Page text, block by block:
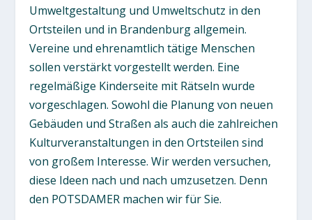
Umweltgestaltung und Umweltschutz in den
Ortsteilen und in Brandenburg allgemein.
Vereine und ehrenamtlich tätige Menschen
sollen verstärkt vorgestellt werden. Eine
regelmäßige Kinderseite mit Rätseln wurde
vorgeschlagen. Sowohl die Planung von neuen
Gebäuden und Straßen als auch die zahlreichen
Kulturveranstaltungen in den Ortsteilen sind
von großem Interesse. Wir werden versuchen,
diese Ideen nach und nach umzusetzen. Denn
den POTSDAMER machen wir für Sie.